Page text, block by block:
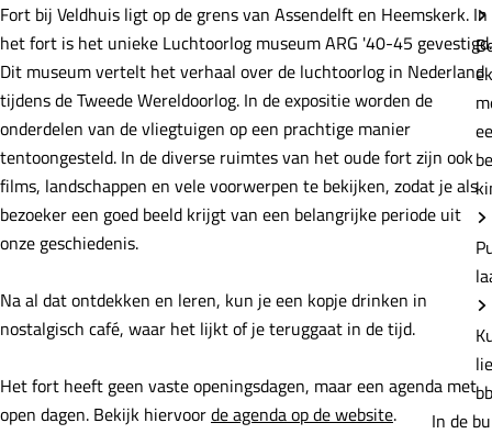
e
In de
Fort bij Veldhuis ligt op de grens van Assendelft en Heemskerk. In
het fort is het unieke Luchtoorlog museum ARG '40-45 gevestigd.
Dit museum vertelt het verhaal over de luchtoorlog in Nederland
tijdens de Tweede Wereldoorlog. In de expositie worden de
onderdelen van de vliegtuigen op een prachtige manier
tentoongesteld. In de diverse ruimtes van het oude fort zijn ook
films, landschappen en vele voorwerpen te bekijken, zodat je als
bezoeker een goed beeld krijgt van een belangrijke periode uit
onze geschiedenis.
Na al dat ontdekken en leren, kun je een kopje drinken in
nostalgisch café, waar het lijkt of je teruggaat in de tijd.
Het fort heeft geen vaste openingsdagen, maar een agenda met
open dagen. Bekijk hiervoorde agenda op de website.